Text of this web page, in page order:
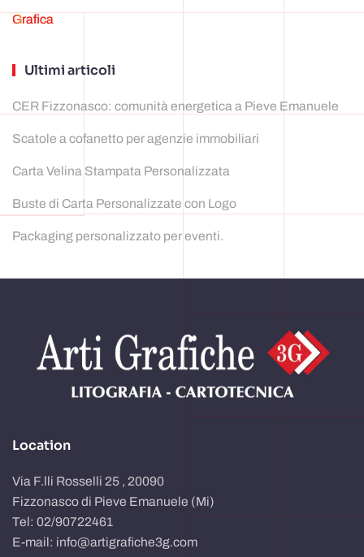
grafica
Ultimi articoli
CER Fizzonasco: comunità energetica a Pieve Emanuele
Scatole a cofanetto per agenzie immobiliari
Carta Velina Stampata Personalizzata
Buste di Carta Personalizzate con Logo
Packaging personalizzato per eventi.
Location
Via F.lli Rosselli 25 , 20090
Fizzonasco di Pieve Emanuele (Mi)
Tel: 02/90722461
E-mail: info@artigrafiche3g.com